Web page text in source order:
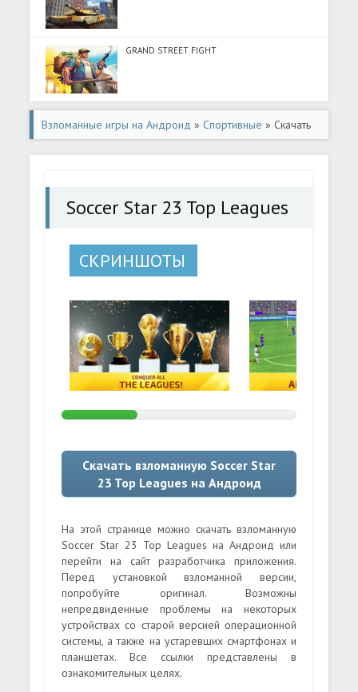
GRAND STREET FIGHT
Взломанные игры на Андроид » Спортивные » Скачать
Soccer Star 23 Top Leagues (Много монет) на Андроид
Soccer Star 23 Top Leagues
СКРИНШОТЫ
Скачать взломанную Soccer Star
23 Top Leagues на Андроид
На этой странице можно скачать взломанную
Soccer Star 23 Top Leagues на Андроид или
перейти на сайт разработчика приложения.
Перед установкой взломанной версии,
попробуйте оригинал. Возможны
непредвиденные проблемы на некоторых
устройствах со старой версией операционной
системы, а также на устаревших смартфонах и
планшетах. Все ссылки представлены в
ознакомительных целях.